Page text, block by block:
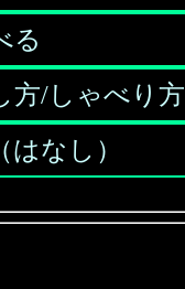
る
方/しゃべり方
はなし）